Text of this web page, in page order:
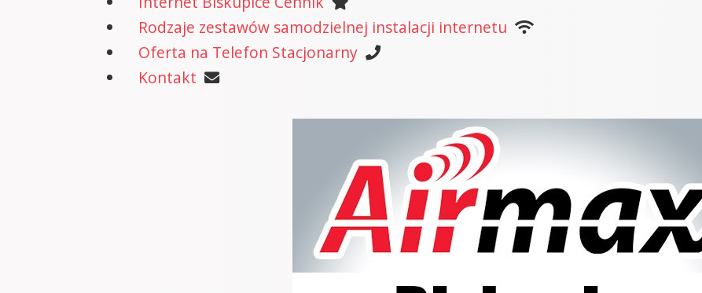
Rodzaje zestawów samodzielnej instalacji internetu
Oferta na Telefon Stacjonarny
Kontakt